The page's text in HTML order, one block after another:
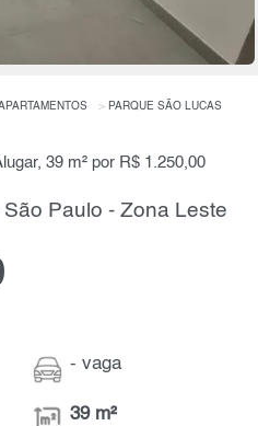
PARQUE SÃO LUCAS
39 m² por R$ 1.250,00
São Paulo - Zona Leste
- vaga
39 m²